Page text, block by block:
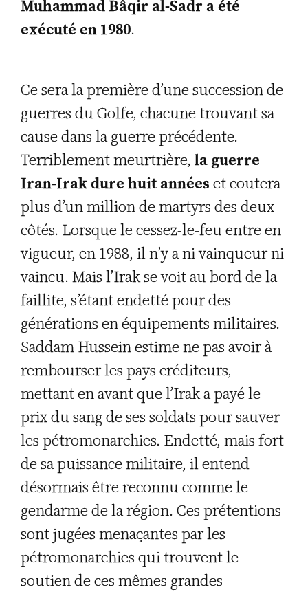
Muhammad Bâqir al-Sadr a été
exécuté en 1980.
Ce sera la première d’une succession de
guerres du Golfe, chacune trouvant sa
cause dans la guerre précédente.
Terriblement meurtrière, la guerre
Iran-Irak dure huit années et coutera
plus d’un million de martyrs des deux
côtés. Lorsque le cessez-le-feu entre en
vigueur, en 1988, il n’y a ni vainqueur ni
vaincu. Mais l’Irak se voit au bord de la
faillite, s’étant endetté pour des
générations en équipements militaires.
Saddam Hussein estime ne pas avoir à
rembourser les pays créditeurs,
mettant en avant que l’Irak a payé le
prix du sang de ses soldats pour sauver
les pétromonarchies. Endetté, mais fort
de sa puissance militaire, il entend
désormais être reconnu comme le
gendarme de la région. Ces prétentions
sont jugées menaçantes par les
pétromonarchies qui trouvent le
soutien de ces mêmes grandes